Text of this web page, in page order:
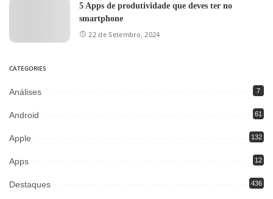
5 Apps de produtividade que deves ter no
smartphone
22 de Setembro, 2024
CATEGORIES
Análises 7
Android 61
Apple 132
Apps 12
Destaques 436